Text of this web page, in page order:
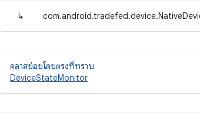
↳
คลาสย่อยโดยตรงที่ทราบ
DeviceStateMonitor